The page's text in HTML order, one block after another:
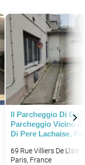
Il Parcheggio Di
Parcheggio Vicino
Di Pere Lachaise,
69 Rue Villiers De L'Isle
Paris, France